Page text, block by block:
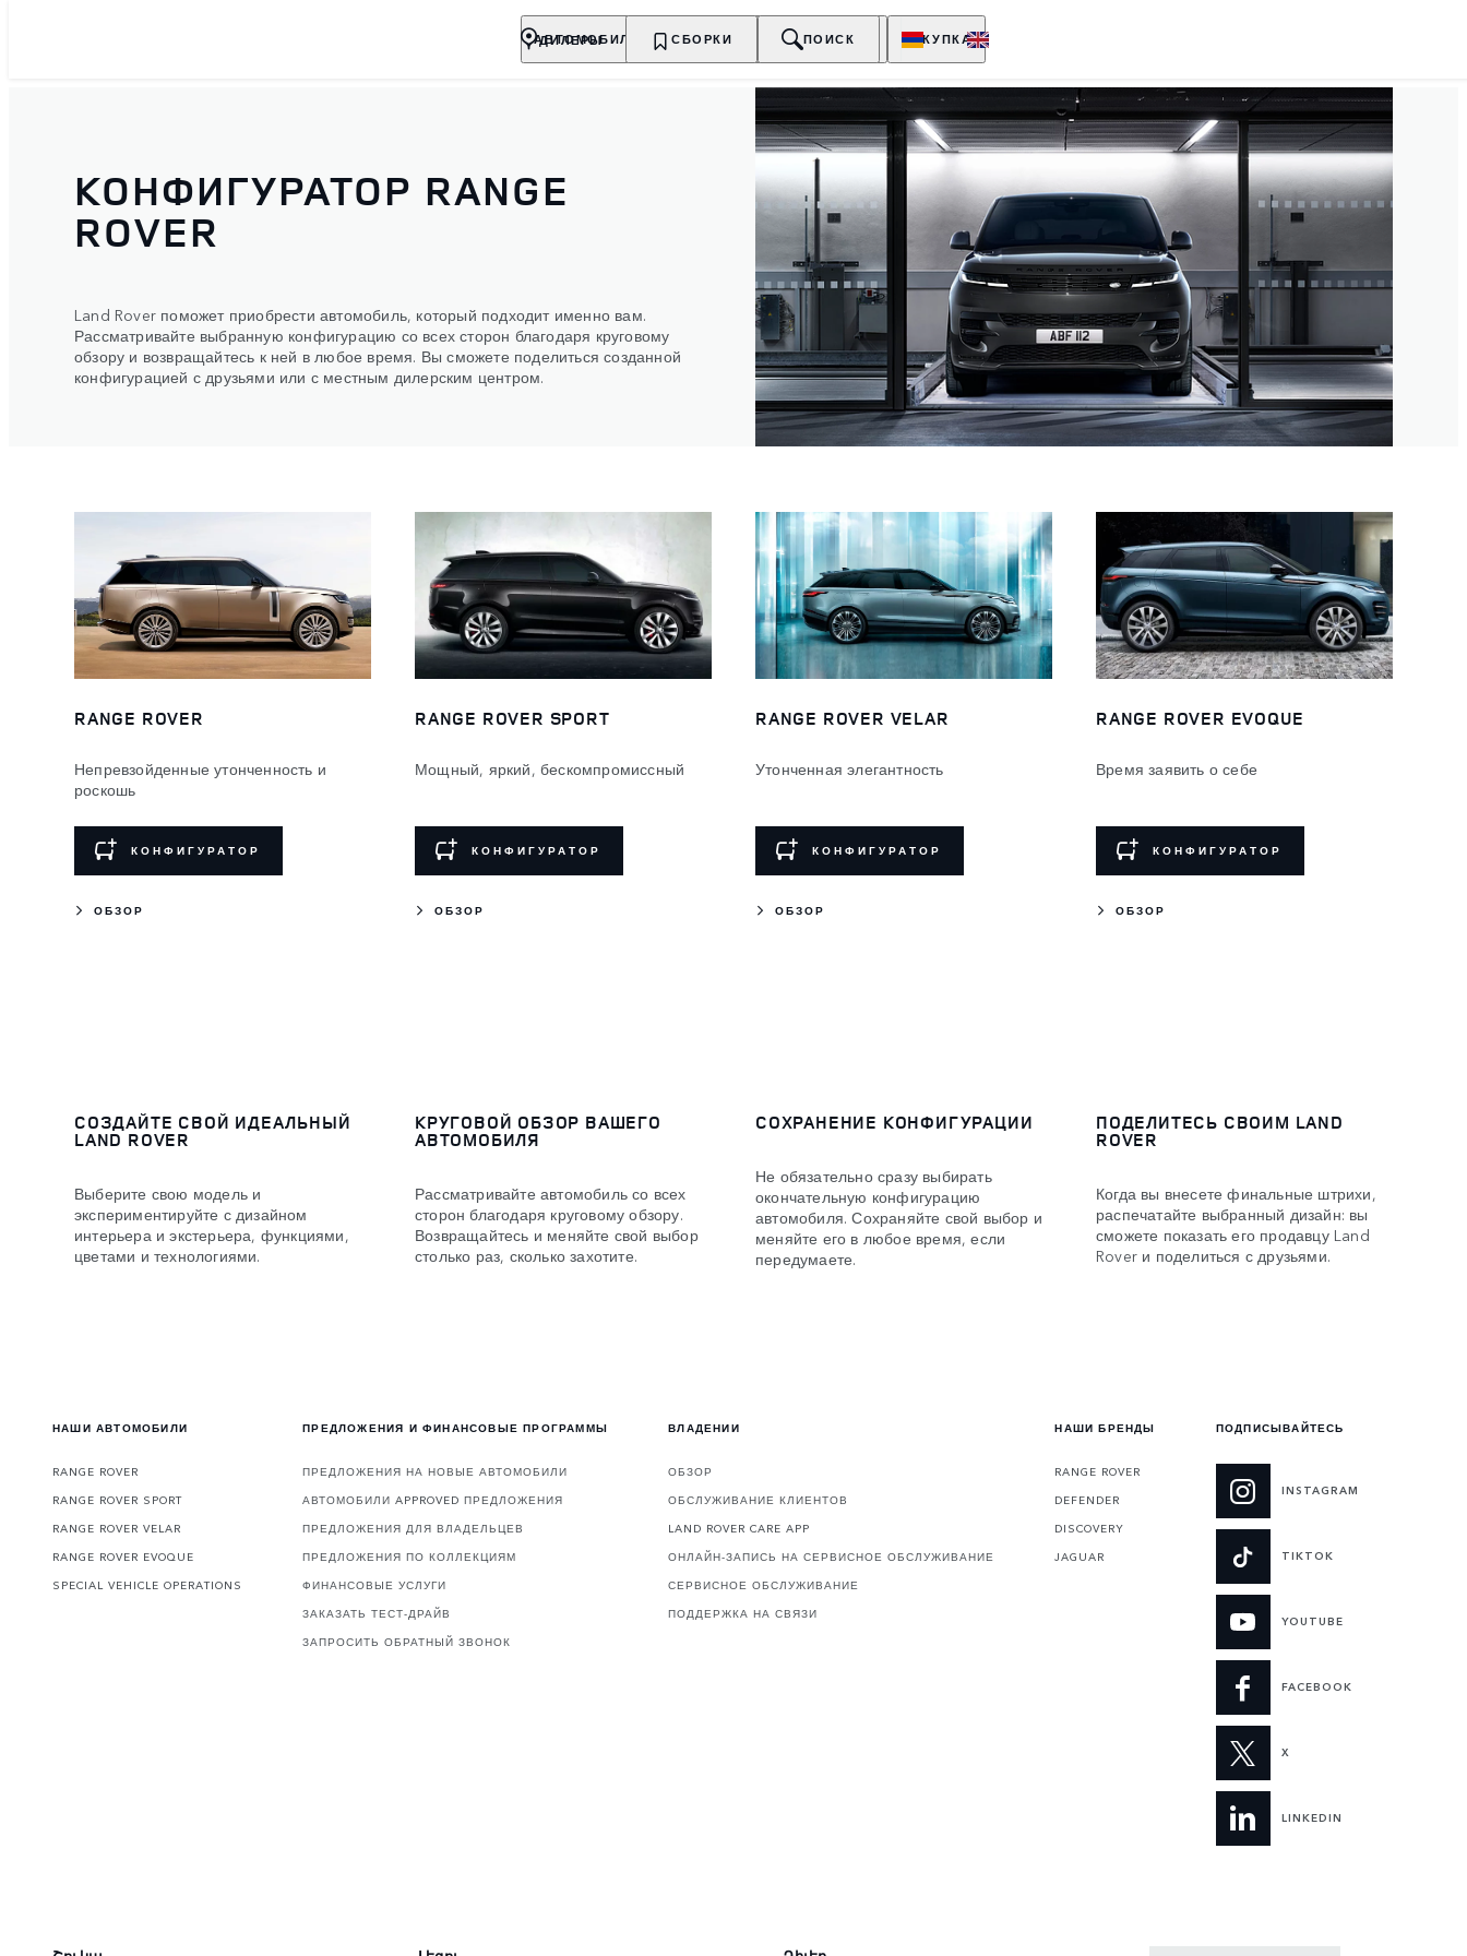
АВТОМОБИЛИ ВЛАДЕЛЬЦАМ О БРЕНДЕ ПОКУПКА
ДИЛЕРЫ СБОРКИ ПОИСК
КОНФИГУРАТОР RANGE
ROVER
Land Rover поможет приобрести автомобиль, который подходит именно вам.
Рассматривайте выбранную конфигурацию со всех сторон благодаря круговому
обзору и возвращайтесь к ней в любое время. Вы сможете поделиться созданной
конфигурацией с друзьями или с местным дилерским центром.
RANGE ROVER
Непревзойденные утонченность и
роскошь
КОНФИГУРАТОР
ОБЗОР
RANGE ROVER SPORT
Мощный, яркий, бескомпромиссный
КОНФИГУРАТОР
ОБЗОР
RANGE ROVER VELAR
Утонченная элегантность
КОНФИГУРАТОР
ОБЗОР
RANGE ROVER EVOQUE
Время заявить о себе
КОНФИГУРАТОР
ОБЗОР
СОЗДАЙТЕ СВОЙ ИДЕАЛЬНЫЙ
LAND ROVER
Выберите свою модель и
экспериментируйте с дизайном
интерьера и экстерьера, функциями,
цветами и технологиями.
КРУГОВОЙ ОБЗОР ВАШЕГО
АВТОМОБИЛЯ
Рассматривайте автомобиль со всех
сторон благодаря круговому обзору.
Возвращайтесь и меняйте свой выбор
столько раз, сколько захотите.
СОХРАНЕНИЕ КОНФИГУРАЦИИ
Не обязательно сразу выбирать
окончательную конфигурацию
автомобиля. Сохраняйте свой выбор и
меняйте его в любое время, если
передумаете.
ПОДЕЛИТЕСЬ СВОИМ LAND
ROVER
Когда вы внесете финальные штрихи,
распечатайте выбранный дизайн: вы
сможете показать его продавцу Land
Rover и поделиться с друзьями.
НАШИ АВТОМОБИЛИ
RANGE ROVER
RANGE ROVER SPORT
RANGE ROVER VELAR
RANGE ROVER EVOQUE
SPECIAL VEHICLE OPERATIONS
ПРЕДЛОЖЕНИЯ И ФИНАНСОВЫЕ ПРОГРАММЫ
ПРЕДЛОЖЕНИЯ НА НОВЫЕ АВТОМОБИЛИ
АВТОМОБИЛИ APPROVED ПРЕДЛОЖЕНИЯ
ПРЕДЛОЖЕНИЯ ДЛЯ ВЛАДЕЛЬЦЕВ
ПРЕДЛОЖЕНИЯ ПО КОЛЛЕКЦИЯМ
ФИНАНСОВЫЕ УСЛУГИ
ЗАКАЗАТЬ ТЕСТ-ДРАЙВ
ЗАПРОСИТЬ ОБРАТНЫЙ ЗВОНОК
ВЛАДЕНИИ
ОБЗОР
ОБСЛУЖИВАНИЕ КЛИЕНТОВ
LAND ROVER CARE APP
ОНЛАЙН-ЗАПИСЬ НА СЕРВИСНОЕ ОБСЛУЖИВАНИЕ
СЕРВИСНОЕ ОБСЛУЖИВАНИЕ
ПОДДЕРЖКА НА СВЯЗИ
НАШИ БРЕНДЫ
RANGE ROVER
DEFENDER
DISCOVERY
JAGUAR
ПОДПИСЫВАЙТЕСЬ
INSTAGRAM
TIKTOK
YOUTUBE
FACEBOOK
X
LINKEDIN